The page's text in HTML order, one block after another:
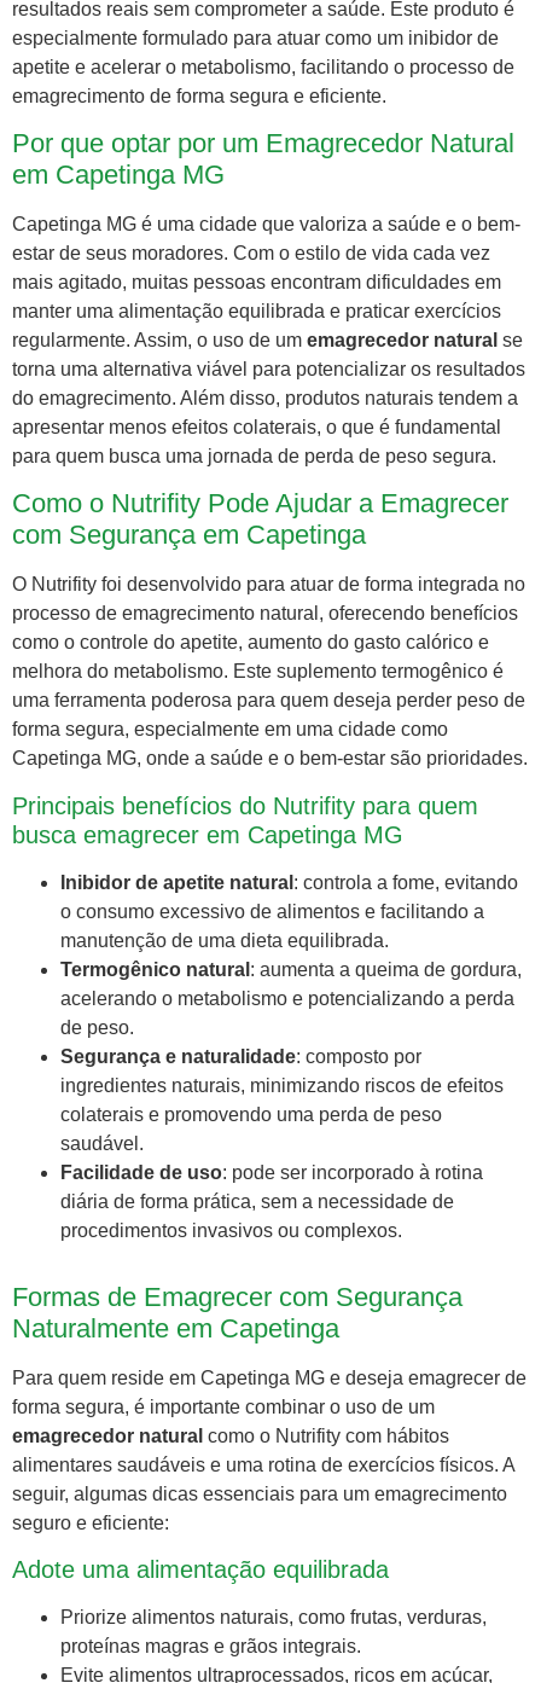
resultados reais sem comprometer a saúde. Este produto é
especialmente formulado para atuar como um inibidor de
apetite e acelerar o metabolismo, facilitando o processo de
emagrecimento de forma segura e eficiente.
Por que optar por um Emagrecedor Natural
em Capetinga MG
Capetinga MG é uma cidade que valoriza a saúde e o bem-
estar de seus moradores. Com o estilo de vida cada vez
mais agitado, muitas pessoas encontram dificuldades em
manter uma alimentação equilibrada e praticar exercícios
regularmente. Assim, o uso de um emagrecedor natural se
torna uma alternativa viável para potencializar os resultados
do emagrecimento. Além disso, produtos naturais tendem a
apresentar menos efeitos colaterais, o que é fundamental
para quem busca uma jornada de perda de peso segura.
Como o Nutrifity Pode Ajudar a Emagrecer
com Segurança em Capetinga
O Nutrifity foi desenvolvido para atuar de forma integrada no
processo de emagrecimento natural, oferecendo benefícios
como o controle do apetite, aumento do gasto calórico e
melhora do metabolismo. Este suplemento termogênico é
uma ferramenta poderosa para quem deseja perder peso de
forma segura, especialmente em uma cidade como
Capetinga MG, onde a saúde e o bem-estar são prioridades.
Principais benefícios do Nutrifity para quem
busca emagrecer em Capetinga MG
Inibidor de apetite natural : controla a fome, evitando
o consumo excessivo de alimentos e facilitando a
manutenção de uma dieta equilibrada.
Termogênico natural : aumenta a queima de gordura,
acelerando o metabolismo e potencializando a perda
de peso.
Segurança e naturalidade: composto por
ingredientes naturais, minimizando riscos de efeitos
colaterais e promovendo uma perda de peso
saudável.
Facilidade de uso: pode ser incorporado à rotina
diária de forma prática, sem a necessidade de
procedimentos invasivos ou complexos.
Formas de Emagrecer com Segurança
Naturalmente em Capetinga
Para quem reside em Capetinga MG e deseja emagrecer de
forma segura, é importante combinar o uso de um
emagrecedor natural como o Nutrifity com hábitos
alimentares saudáveis e uma rotina de exercícios físicos. A
seguir, algumas dicas essenciais para um emagrecimento
seguro e eficiente:
Adote uma alimentação equilibrada
Priorize alimentos naturais, como frutas, verduras,
proteínas magras e grãos integrais.
Evite alimentos ultraprocessados, ricos em açúcar,